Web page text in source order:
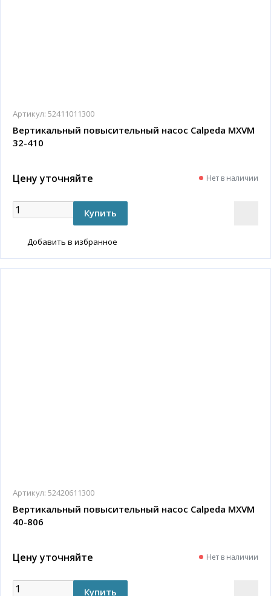
Артикул: 52411011300
Вертикальный повысительный насос Calpeda MXVM
32-410
Цену уточняйте Нет в наличии
Добавить в избранное
Артикул: 52420611300
Вертикальный повысительный насос Calpeda MXVM
40-806
Цену уточняйте Нет в наличии